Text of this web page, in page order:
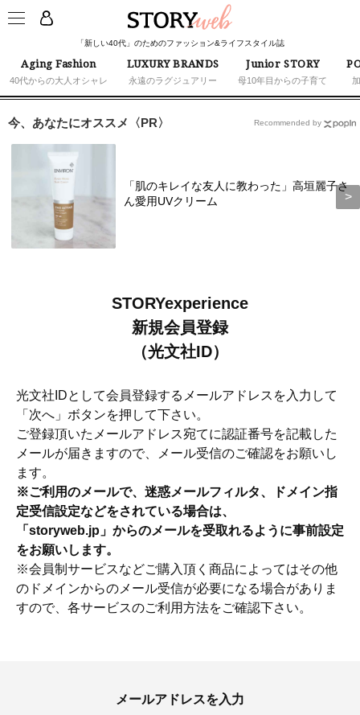
「新しい40代」のためのファッション&ライフスタイル誌
Aging Fashion
40代からの大人オシャレ
LUXURY BRANDS
永遠のラグジュアリー
Junior STORY
母10年目からの子育て
今、あなたにオススメ〈PR〉
「肌のキレイな友人に教わった」高垣麗子さ
ん愛用UVクリーム
Recommended by
STORYexperience
新規会員登録
（光文社ID）
光文社IDとして会員登録するメールアドレスを入力して
「次へ」ボタンを押して下さい。
ご登録頂いたメールアドレス宛てに認証番号を記載した
メールが届きますので、メール受信のご確認をお願いし
ます。
※ご利用のメールで、迷惑メールフィルタ、ドメイン指
定受信設定などをされている場合は、
「storyweb.jp」からのメールを受取れるように事前設定
をお願いします。
※会員制サービスなどご購入頂く商品によってはその他
のドメインからのメール受信が必要になる場合がありま
すので、各サービスのご利用方法をご確認下さい。
メールアドレスを入力